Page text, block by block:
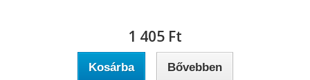
1 405 Ft‎
Kosárba Bővebben